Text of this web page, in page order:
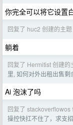
你完全可以将它设置
回复了 huc2 创建的主题
躺着
回复了 Hermitist 创建的
里, 如何对外出租出售剩
Ai 泡沫了吗
回复了 stackoverflowos
操控快扛不住了，求支招